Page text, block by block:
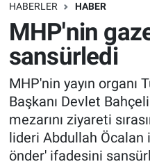
HABERLER HABER
MHP'nin
sansürledi
MHP'nin yayın organı
Başkanı Devlet
mezarını ziyareti
lideri Abdullah Öcalan
önder' ifadesini
Bilim turu
Bilim ve Teknoloji
Doğa Konuşuyor
Dünya
Ege Saati
Dünya
Teknoloji
Sağlık
Spor
Yayın Akışı
Trafik Durumu
Süper Lig Puan
Tüm Manşetler
Son Dakika Haberleri
Haber Arşivi